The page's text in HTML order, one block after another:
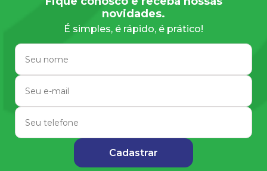
novidades.
É simples, é rápido, é prático!